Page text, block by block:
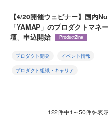
【4/20開催ウェビナー】国内
「YAMAP」のプロダクトマネ
壇、申込開始
ProductZine
プロダクト開発 イベント情報
プロダクト組織・キャリア
122件中1～50件を表